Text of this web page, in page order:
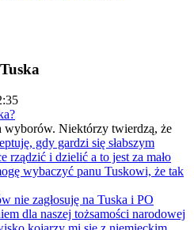
wyborów. Niektórzy twierdzą, że
gdy gardzi się słabszym
rządzić i dzielić a to jest za mało
wybaczyć panu Tuskowi, że tak
nie zagłosuję na Tuska i PO
dla naszej tożsamości narodowej